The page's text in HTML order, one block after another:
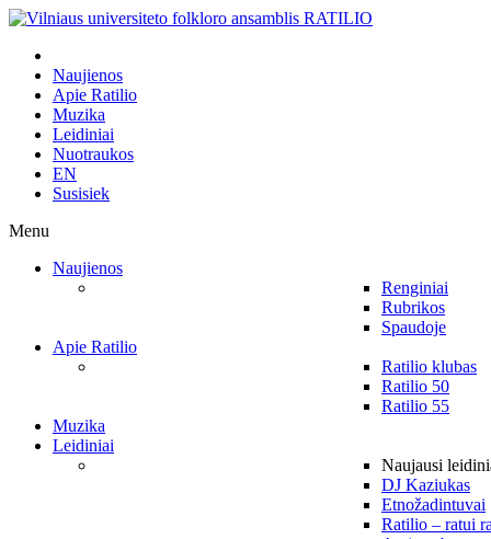
Naujienos
Apie Ratilio
Muzika
Leidiniai
Nuotraukos
EN
Susisiek
Menu
Naujienos
Renginiai
Rubrikos
Spaudoje
Apie Ratilio
Ratilio klubas
Ratilio 50
Ratilio 55
Muzika
Leidiniai
Naujausi
DJ Kaziukas
Etnožadintuvai
Ratilio – ratui